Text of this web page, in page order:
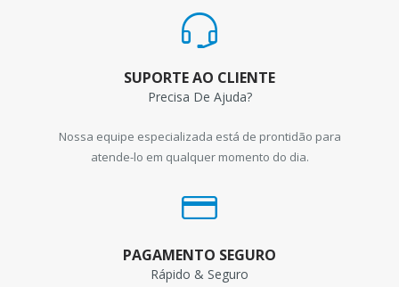
SUPORTE AO CLIENTE
Precisa De Ajuda?
Nossa equipe especializada está de prontidão para
atende-lo em qualquer momento do dia.
PAGAMENTO SEGURO
Rápido & Seguro